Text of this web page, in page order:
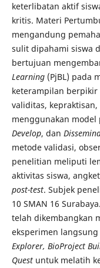
keterlibatan aktif
kritis. Materi
mengandung
sulit dipahami siswa
bertujuan
Learning(PjBL) pada
keterampilan berpikir
validitas,
menggunakan model
Develop, dan
metode validasi,
penelitian meliputi
aktivitas siswa,
post-test. Subjek
10 SMAN 16
telah dikembangkan
eksperimen
Explorer, BioProject
Questuntuk melatih